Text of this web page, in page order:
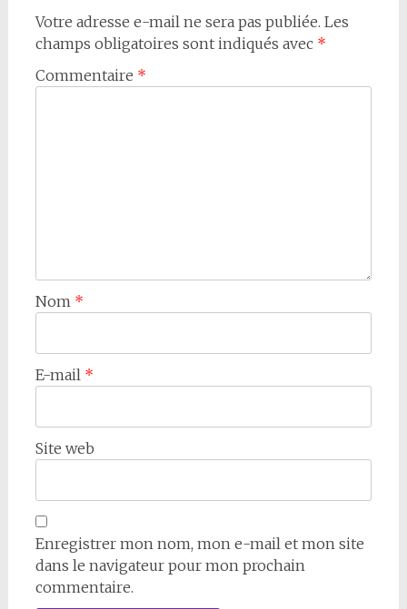
Votre adresse e-mail ne sera pas publiée. Les
champs obligatoires sont indiqués avec *
Commentaire *
Nom *
E-mail *
Site web
Enregistrer mon nom, mon e-mail et mon site
dans le navigateur pour mon prochain
commentaire.